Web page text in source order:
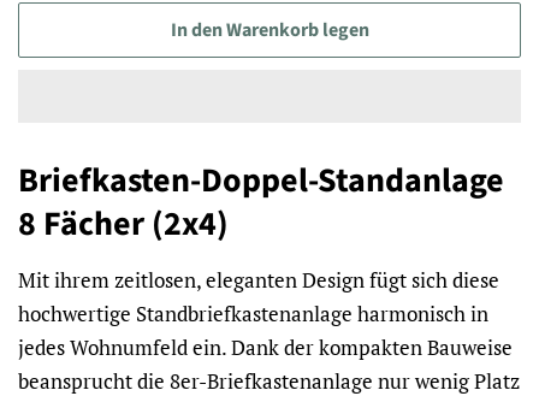
In den Warenkorb legen
Briefkasten-Doppel-Standanlage
8 Fächer (2x4)
Mit ihrem zeitlosen, eleganten Design fügt sich diese
hochwertige Standbriefkastenanlage harmonisch in
jedes Wohnumfeld ein. Dank der kompakten Bauweise
beansprucht die 8er-Briefkastenanlage nur wenig Platz